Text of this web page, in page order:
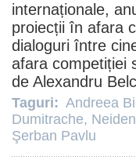
internaționale,
proiecții în afara
dialoguri între
afara competiției
de Alexandru Belc
Taguri: Andreea
Dumitrache,
Şerban Pavlu